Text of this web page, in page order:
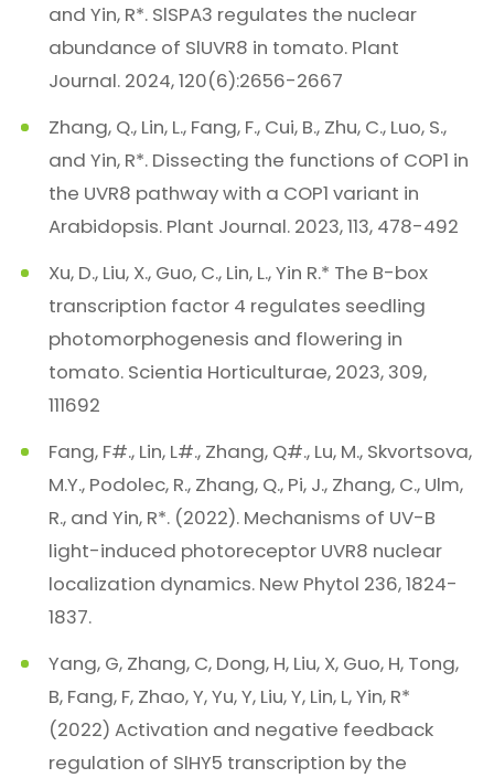
and Yin, R*. SlSPA3 regulates the nuclear
abundance of SlUVR8 in tomato. Plant
Journal. 2024, 120(6):2656-2667
Zhang, Q., Lin, L., Fang, F., Cui, B., Zhu, C., Luo, S.,
and Yin, R*. Dissecting the functions of COP1 in
the UVR8 pathway with a COP1 variant in
Arabidopsis. Plant Journal. 2023, 113, 478-492
Xu, D., Liu, X., Guo, C., Lin, L., Yin R.* The B-box
transcription factor 4 regulates seedling
photomorphogenesis and flowering in
tomato. Scientia Horticulturae, 2023, 309,
111692
Fang, F#., Lin, L#., Zhang, Q#., Lu, M., Skvortsova,
M.Y., Podolec, R., Zhang, Q., Pi, J., Zhang, C., Ulm,
R., and Yin, R*. (2022). Mechanisms of UV-B
light-induced photoreceptor UVR8 nuclear
localization dynamics. New Phytol 236, 1824-
1837.
Yang, G, Zhang, C, Dong, H, Liu, X, Guo, H, Tong,
B, Fang, F, Zhao, Y, Yu, Y, Liu, Y, Lin, L, Yin, R*
(2022) Activation and negative feedback
regulation of SlHY5 transcription by the